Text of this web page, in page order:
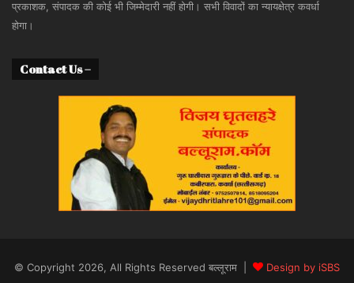
प्रकाशक, संपादक की कोई भी जिम्मेदारी नहीं होगी। सभी विवादों का न्यायक्षेत्र कवर्धा
होगा।
Contact Us –
© Copyright 2026, All Rights Reserved बल्लूराम | Design by iSBS